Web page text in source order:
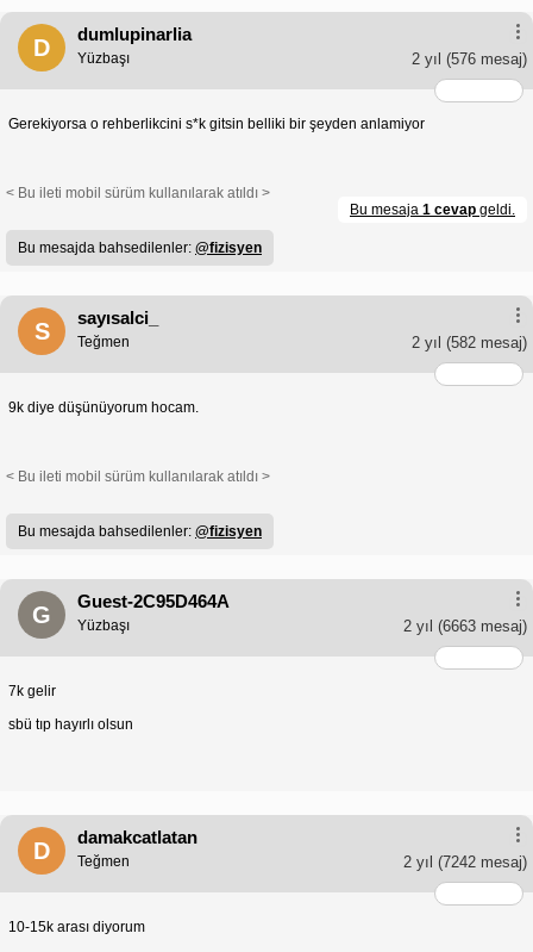
D
dumlupinarlia
2 yıl (576 mesaj)
Yüzbaşı
Gerekiyorsa o rehberlikcini s*k gitsin belliki bir şeyden anlamiyor
< Bu ileti mobil sürüm kullanılarak atıldı >
Bu mesaja 1 cevap geldi.
Bu mesajda bahsedilenler: @fizisyen
S
sayısalci_
2 yıl (582 mesaj)
Teğmen
9k diye düşünüyorum hocam.
< Bu ileti mobil sürüm kullanılarak atıldı >
Bu mesajda bahsedilenler: @fizisyen
G
Guest-2C95D464A
2 yıl (6663 mesaj)
Yüzbaşı
7k gelir
sbü tıp hayırlı olsun
D
damakcatlatan
2 yıl (7242 mesaj)
Teğmen
10-15k arası diyorum